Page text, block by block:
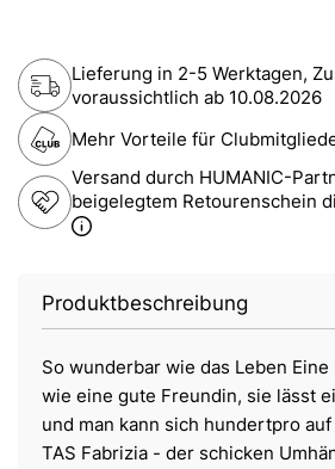
Lieferung in 2-5 Werktagen,
voraussichtlich ab 10.08.2026
Mehr Vorteile für
Versand durch HUMANIC-
beigelegtem Retourenschein
Produktbeschreibung
So wunderbar wie das Leben
wie eine gute Freundin, sie lässt
und man kann sich hundertpro
TAS Fabrizia - der schicken